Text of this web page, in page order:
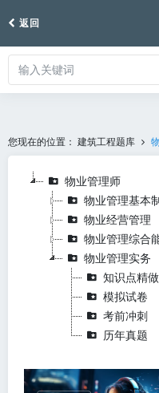
返回
您现在的位置： 建筑工程题库
物业管理师
物业管理基本
物业经营管理
物业管理综合
物业管理实务
知识点精
模拟试卷
考前冲刺
历年真题